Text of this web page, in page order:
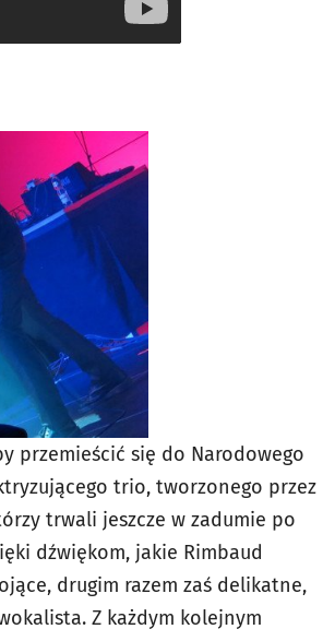
przemieścić się do Narodowego
trio, tworzonego przez
trwali jeszcze w zadumie po
dźwiękom, jakie Rimbaud
drugim razem zaś delikatne,
Z każdym kolejnym